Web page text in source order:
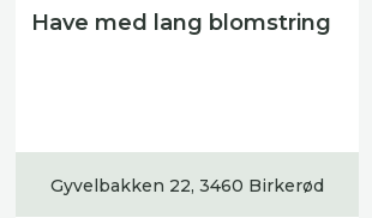
Have med lang blomstring
Gyvelbakken 22, 3460 Birkerød